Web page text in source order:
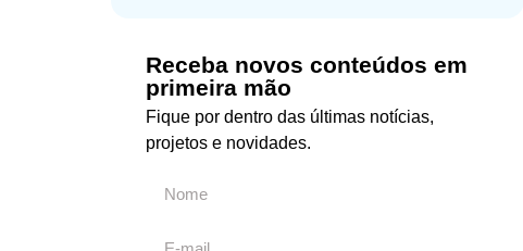
Receba novos conteúdos em
primeira mão
Fique por dentro das últimas notícias,
projetos e novidades.